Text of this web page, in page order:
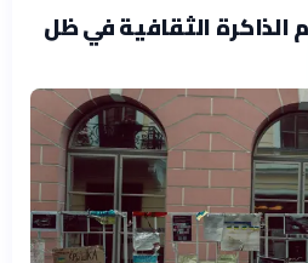
الثقافية في ظل